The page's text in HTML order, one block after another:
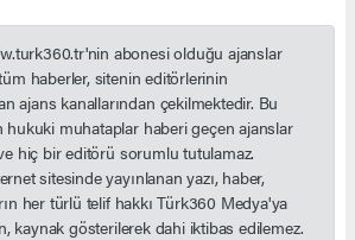
abonesi olduğu ajanslar
haberler, sitenin editörlerinin
ajans kanallarından çekilmektedir. Bu
hukuki muhataplar haberi geçen ajanslar
hiç bir editörü sorumlu tutulamaz.
sitesinde yayınlanan yazı, haber,
her türlü telif hakkı Türk360 Medya'ya
kaynak gösterilerek dahi iktibas edilemez.